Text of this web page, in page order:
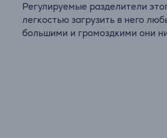
Регулируемые разделители
легкостью загрузить в него
большими и громоздкими они